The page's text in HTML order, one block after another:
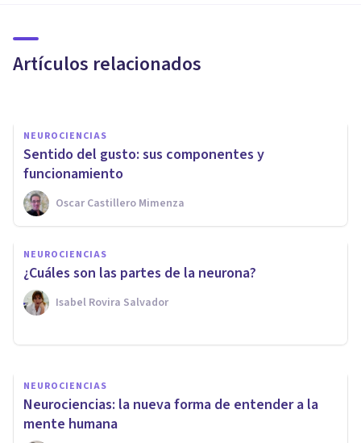
Artículos relacionados
sexual
NEUROCIENCIAS
Sentido del gusto: sus componentes y
funcionamiento
Oscar Castillero Mimenza
NEUROCIENCIAS
¿Cuáles son las partes de la neurona?
Isabel Rovira Salvador
Órgano vomeronasal: qué es,
localización y funciones
NEUROCIENCIAS
Neurociencias: la nueva forma de entender a la
mente humana